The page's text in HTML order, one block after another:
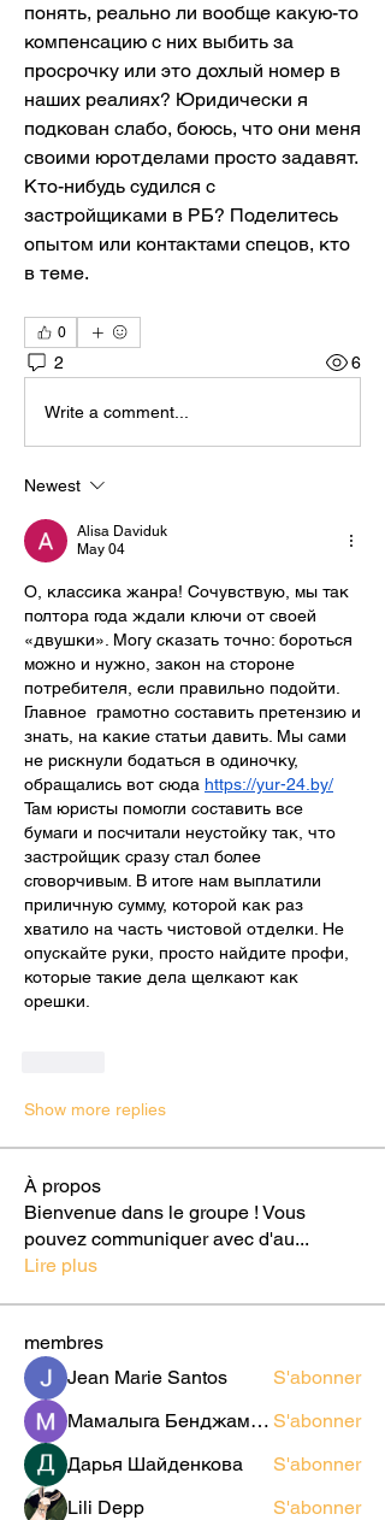
понять, реально ли вообще какую-то
компенсацию с них выбить за
просрочку или это дохлый номер в
наших реалиях? Юридически я
подкован слабо, боюсь, что они меня
своими юротделами просто задавят.
Кто-нибудь судился с
застройщиками в РБ? Поделитесь
опытом или контактами спецов, кто
в теме.
0
2 6
Write a comment...
Newest
Alisa Daviduk
May 04
О, классика жанра! Сочувствую, мы так
полтора года ждали ключи от своей
«двушки». Могу сказать точно: бороться
можно и нужно, закон на стороне
потребителя, если правильно подойти.
Главное  грамотно составить претензию и
знать, на какие статьи давить. Мы сами
не рискнули бодаться в одиночку,
обращались вот сюда https://yur-24.by/
Там юристы помогли составить все
бумаги и посчитали неустойку так, что
застройщик сразу стал более
сговорчивым. В итоге нам выплатили
приличную сумму, которой как раз
хватило на часть чистовой отделки. Не
опускайте руки, просто найдите профи,
которые такие дела щелкают как
орешки.
Show more replies
À propos
Bienvenue dans le groupe ! Vous
pouvez communiquer avec d'au...
Lire plus
membres
Jean Marie Santos
S'abonner
Мамалыга Бенджаминович S'abonner
Дарья Шайденкова
S'abonner
Lili Depp
S'abonner